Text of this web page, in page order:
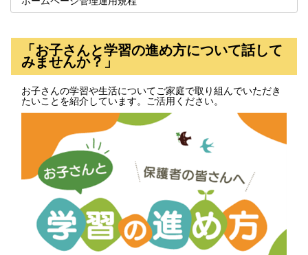
「お子さんと学習の進め方について話して
みませんか？」
お子さんの学習や生活についてご家庭で取り組んでいただき
たいことを紹介しています。ご活用ください。